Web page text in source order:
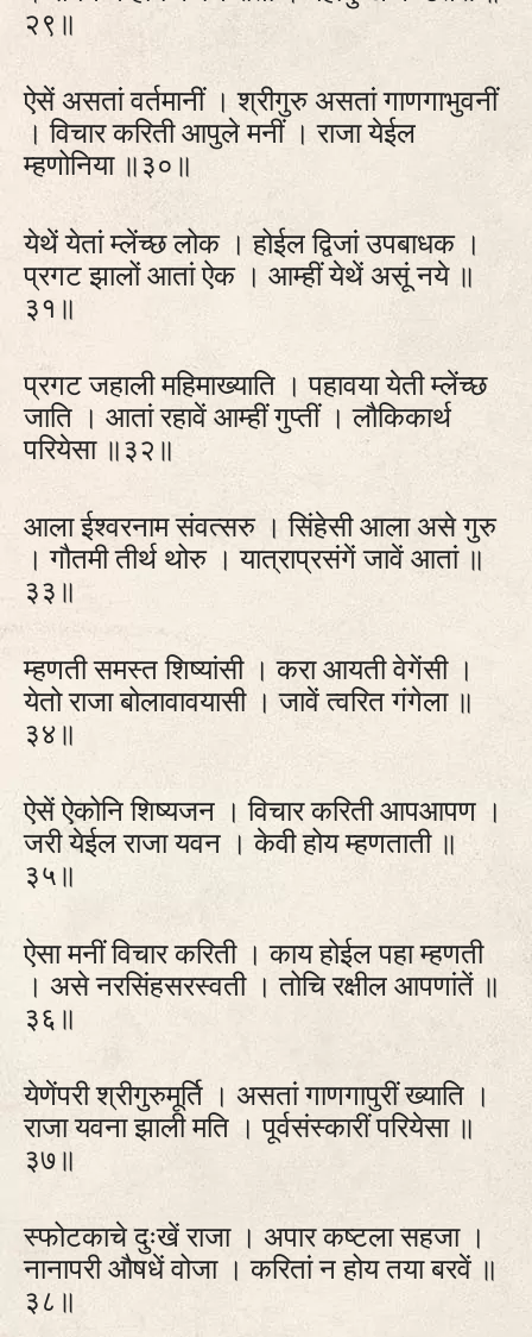
२९॥
ऐसें असतां वर्तमानीं । श्रीगुरु असतां गाणगाभुवनीं
। विचार करिती आपुले मनीं । राजा येईल
म्हणोनिया ॥३०॥
येथें येतां म्लेंच्छ लोक । होईल द्विजां उपबाधक ।
प्रगट झालों आतां ऐक । आम्हीं येथें असूं नये ॥
३१॥
प्रगट जहाली महिमाख्याति । पहावया येती म्लेंच्छ
जाति । आतां रहावें आम्हीं गुप्तीं । लौकिकार्थ
परियेसा ॥३२॥
आला ईश्वरनाम संवत्सरु । सिंहेसी आला असे गुरु
। गौतमी तीर्थ थोरु । यात्राप्रसंगें जावें आतां ॥
३३॥
म्हणती समस्त शिष्यांसी । करा आयती वेगेंसी ।
येतो राजा बोलावावयासी । जावें त्वरित गंगेला ॥
३४॥
ऐसें ऐकोनि शिष्यजन । विचार करिती आपआपण ।
जरी येईल राजा यवन । केवी होय म्हणताती ॥
३५॥
ऐसा मनीं विचार करिती । काय होईल पहा म्हणती
। असे नरसिंहसरस्वती । तोचि रक्षील आपणांतें ॥
३६॥
येणेंपरी श्रीगुरुमूर्ति । असतां गाणगापुरीं ख्याति ।
राजा यवना झाली मति । पूर्वसंस्कारीं परियेसा ॥
३७॥
स्फोटकाचे दुःखें राजा । अपार कष्‍टला सहजा ।
नानापरी औषधें वोजा । करितां न होय तया बरवें ॥
३८॥